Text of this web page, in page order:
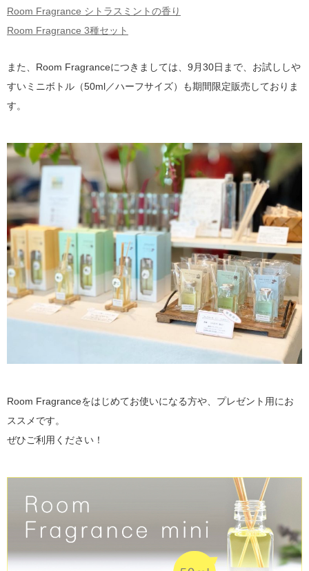
Room Fragrance シトラスミントの香り
Room Fragrance 3種セット
また、Room Fragranceにつきましては、9月30日まで、お試ししや
すいミニボトル（50ml／ハーフサイズ）も期間限定販売しておりま
す。
Room Fragranceをはじめてお使いになる方や、プレゼント用にお
ススメです。
ぜひご利用ください！